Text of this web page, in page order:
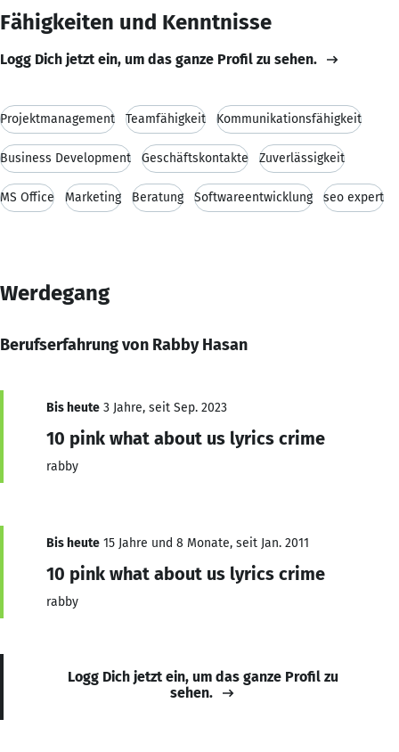
Fähigkeiten und Kenntnisse
Logg Dich jetzt ein, um das ganze Profil zu sehen.
Projektmanagement Teamfähigkeit Kommunikationsfähigkeit
Business Development Geschäftskontakte Zuverlässigkeit
MS Office Marketing Beratung Softwareentwicklung seo expert
Werdegang
Berufserfahrung von Rabby Hasan
Bis heute 3 Jahre, seit Sep. 2023
10 pink what about us lyrics crime
rabby
Bis heute 15 Jahre und 8 Monate, seit Jan. 2011
10 pink what about us lyrics crime
rabby
Logg Dich jetzt ein, um das ganze Profil zu
sehen.